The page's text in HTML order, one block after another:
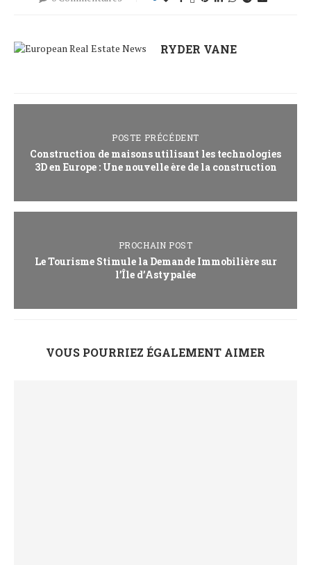
RYDER VANE
POSTE PRÉCÉDENT
Construction de maisons utilisant les technologies
3D en Europe : Une nouvelle ère de la construction
PROCHAIN POST
Le Tourisme Stimule la Demande Immobilière sur
l’Île d’Astypalée
VOUS POURRIEZ ÉGALEMENT AIMER